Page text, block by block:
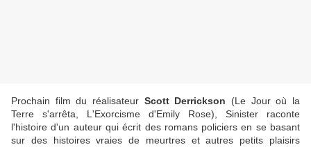
Prochain film du réalisateur Scott Derrickson (Le Jour où la
Terre s'arrêta, L'Exorcisme d'Emily Rose), Sinister raconte
l'histoire d'un auteur qui écrit des romans policiers en se basant
sur des histoires vraies de meurtres et autres petits plaisirs